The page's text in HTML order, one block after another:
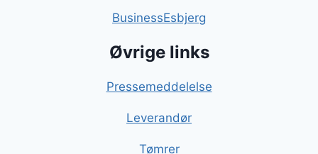
BusinessEsbjerg
Øvrige links
Pressemeddelelse
Leverandør
Tømrer